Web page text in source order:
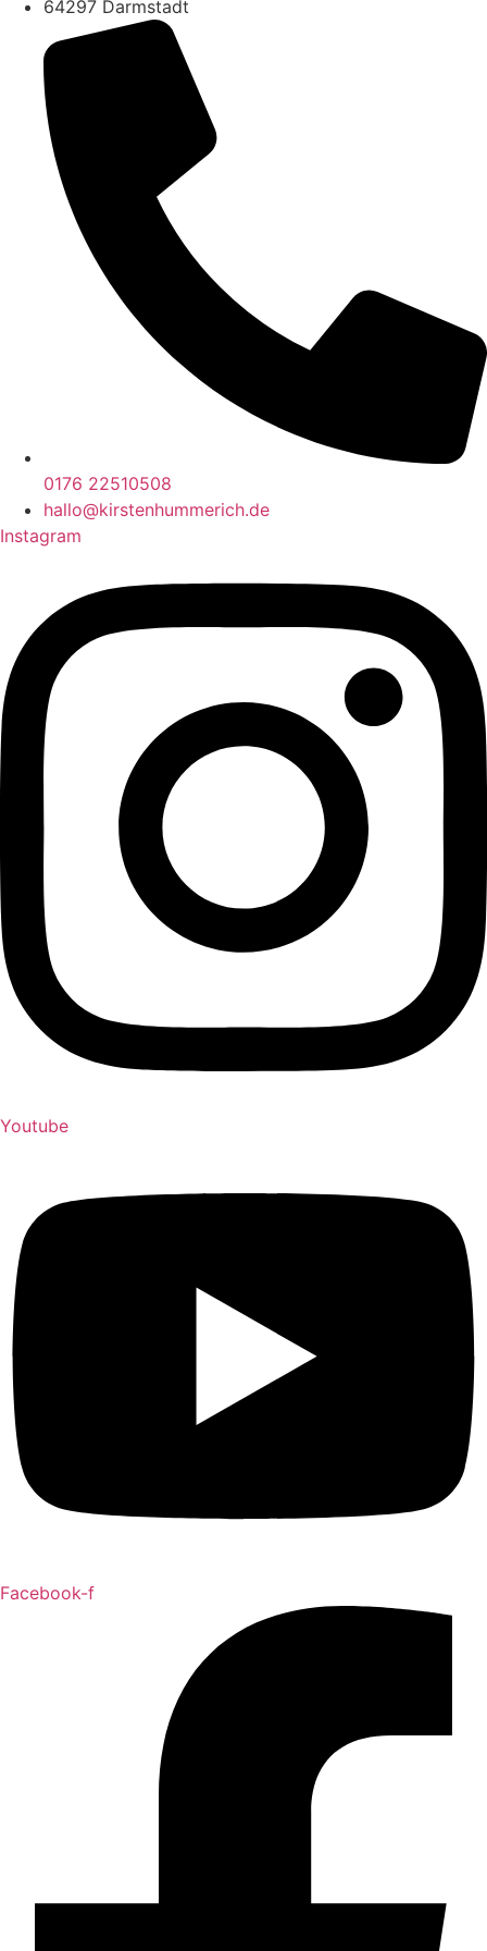
64297 Darmstadt
0176 22510508
hallo@kirstenhummerich.de
Instagram
Youtube
Facebook-f